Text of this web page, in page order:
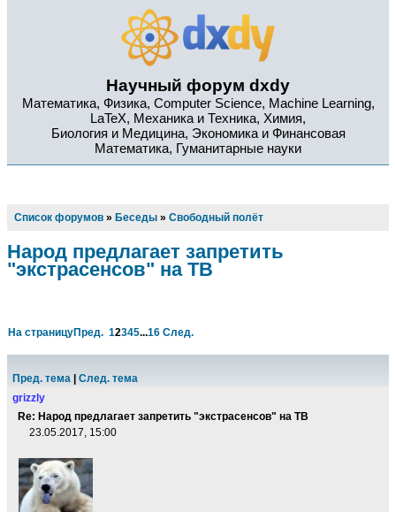
Научный форум dxdy
Математика, Физика, Computer Science, Machine Learning,
LaTeX, Механика и Техника, Химия,
Биология и Медицина, Экономика и Финансовая
Математика, Гуманитарные науки
Список форумов » Беседы » Свободный полёт
Народ предлагает запретить
"экстрасенсов" на ТВ
На страницуПред. 12345...16 След.
Пред. тема
След. тема
grizzly
Re: Народ предлагает запретить "экстрасенсов" на ТВ
23.05.2017, 15:00